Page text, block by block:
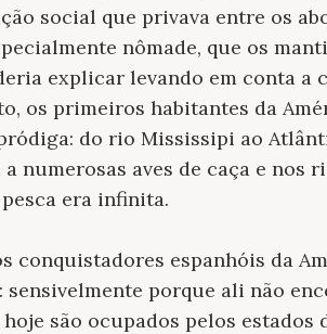
social que privava entre os
nômade, que os
explicar levando em conta a
os primeiros habitantes da
do rio Mississipi ao
numerosas aves de caça e nos
era infinita.
conquistadores espanhóis da
porque ali não
são ocupados pelos estados